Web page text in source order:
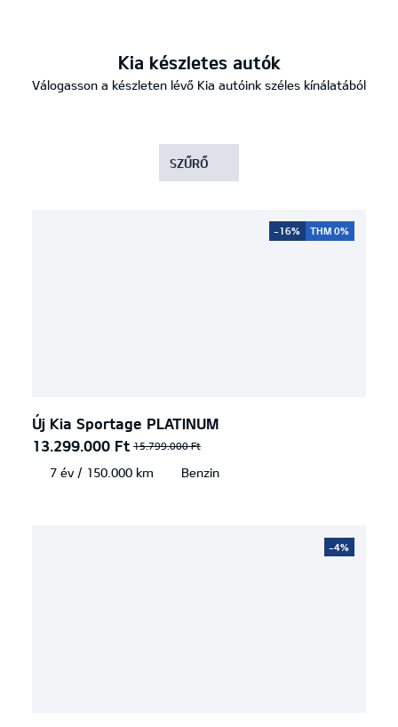
Kia készletes autók
Válogasson a készleten lévő Kia autóink széles kínálatából
63
SZŰRŐ
Új Kia Sportage PLATINUM
13.299.000 Ft 15.799.000 Ft
7 év / 150.000 km Benzin
-16% THM 0%
-4%